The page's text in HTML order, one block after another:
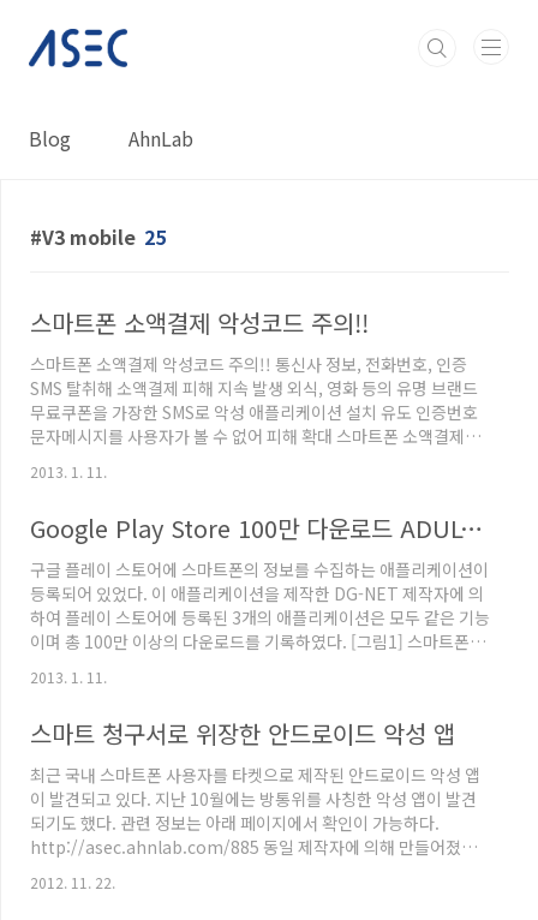
Blog AhnLab
V3 mobile 25
스마트폰 소액결제 악성코드 주의!!
스마트폰 소액결제 악성코드 주의!! 통신사 정보, 전화번호, 인증
SMS 탈취해 소액결제 피해 지속 발생 외식, 영화 등의 유명 브랜드
무료쿠폰을 가장한 SMS로 악성 애플리케이션 설치 유도 인증번호
문자메시지를 사용자가 볼 수 없어 피해 확대 스마트폰 소액결제를
으로 발생하고 있어 사용자의 주의가 요구된다. 지난 11월 국내 첫
(chest)'가 발견된 이후, 동일 악성코드 및 변종에 의한 소액결제 피
해가 지속적으로 발생하고 있다. 지금까지 발견된 유사 악성코드는
10여 개에 이르며 변종 악성코드가 계속 발견되고 있다. 기존 악성
코드는 대부분 불특정 다수를 대상으로 하고 개인정보 ..
2013. 1. 11.
Google Play Store 100만 다운로드 ADULTS ONLY
구글 플레이 스토어에 스마트폰의 정보를 수집하는 애플리케이션이
등록되어 있었다. 이 애플리케이션을 제작한 DG-NET 제작자에 의
하여 플레이 스토어에 등록된 3개의 애플리케이션은 모두 같은 기능
이며 총 100만 이상의 다운로드를 기록하였다. [그림1] 스마트폰의
제작자에 의하여 등록된 애플리케이션 현재는 3개의 애플리케이션
파티 마켓(3rd Party)에서는 다운로드가 가능하다. [그림3] 서드
파티 마켓(3rd Party)에 등록된 애플리케이션 이외에도 같은 종류
의 애플리케이션이 존재했다. [그림4] 추가 애플리케이션 해당 애플
리케이션을 설치하면 아래와 같은 아이콘이 생성된..
2013. 1. 11.
스마트 청구서로 위장한 안드로이드 악성 앱
최근 국내 스마트폰 사용자를 타켓으로 제작된 안드로이드 악성 앱
이 발견되고 있다. 지난 10월에는 방통위를 사칭한 악성 앱이 발견
되기도 했다. 관련 정보는 아래 페이지에서 확인이 가능하다.
http://asec.ahnlab.com/885 동일 제작자에 의해 만들어졌을
위해 각 통신사들은 명세서, 청구서 앱을 제공하는데, 이를 위장하여
2012. 11. 22.